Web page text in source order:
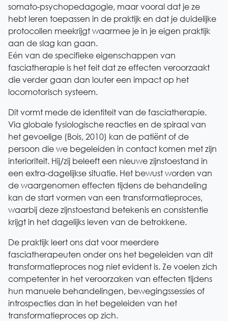
somato-psychopedagogie, maar vooral dat je ze
hebt leren toepassen in de praktijk en dat je duidelijke
protocollen meekrijgt waarmee je in je eigen praktijk
aan de slag kan gaan.
Eén van de specifieke eigenschappen van
fasciatherapie is het feit dat ze effecten veroorzaakt
die verder gaan dan louter een impact op het
locomotorisch systeem.
Dit vormt mede de identiteit van de fasciatherapie.
Via globale fysiologische reacties en de spiraal van
het gevoelige (Bois, 2010) kan de patiënt of de
persoon die we begeleiden in contact komen met zijn
interioriteit. Hij/zij beleeft een nieuwe zijnstoestand in
een extra-dagelijkse situatie. Het bewust worden van
de waargenomen effecten tijdens de behandeling
kan de start vormen van een transformatieproces,
waarbij deze zijnstoestand betekenis en consistentie
krijgt in het dagelijks leven van de betrokkene.
De praktijk leert ons dat voor meerdere
fasciatherapeuten onder ons het begeleiden van dit
transformatieproces nog niet evident is. Ze voelen zich
competenter in het veroorzaken van effecten tijdens
hun manuele behandelingen, bewegingssessies of
introspecties dan in het begeleiden van het
transformatieproces op zich.